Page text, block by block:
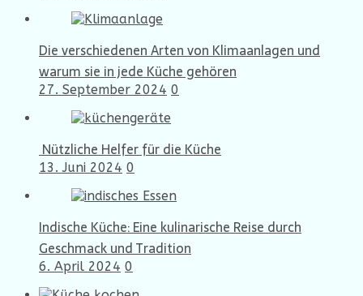
Die verschiedenen Arten von Klimaanlagen und
warum sie in jede Küche gehören
27. September 2024 0
Nützliche Helfer für die Küche
13. Juni 2024 0
Indische Küche: Eine kulinarische Reise durch
Geschmack und Tradition
6. April 2024 0